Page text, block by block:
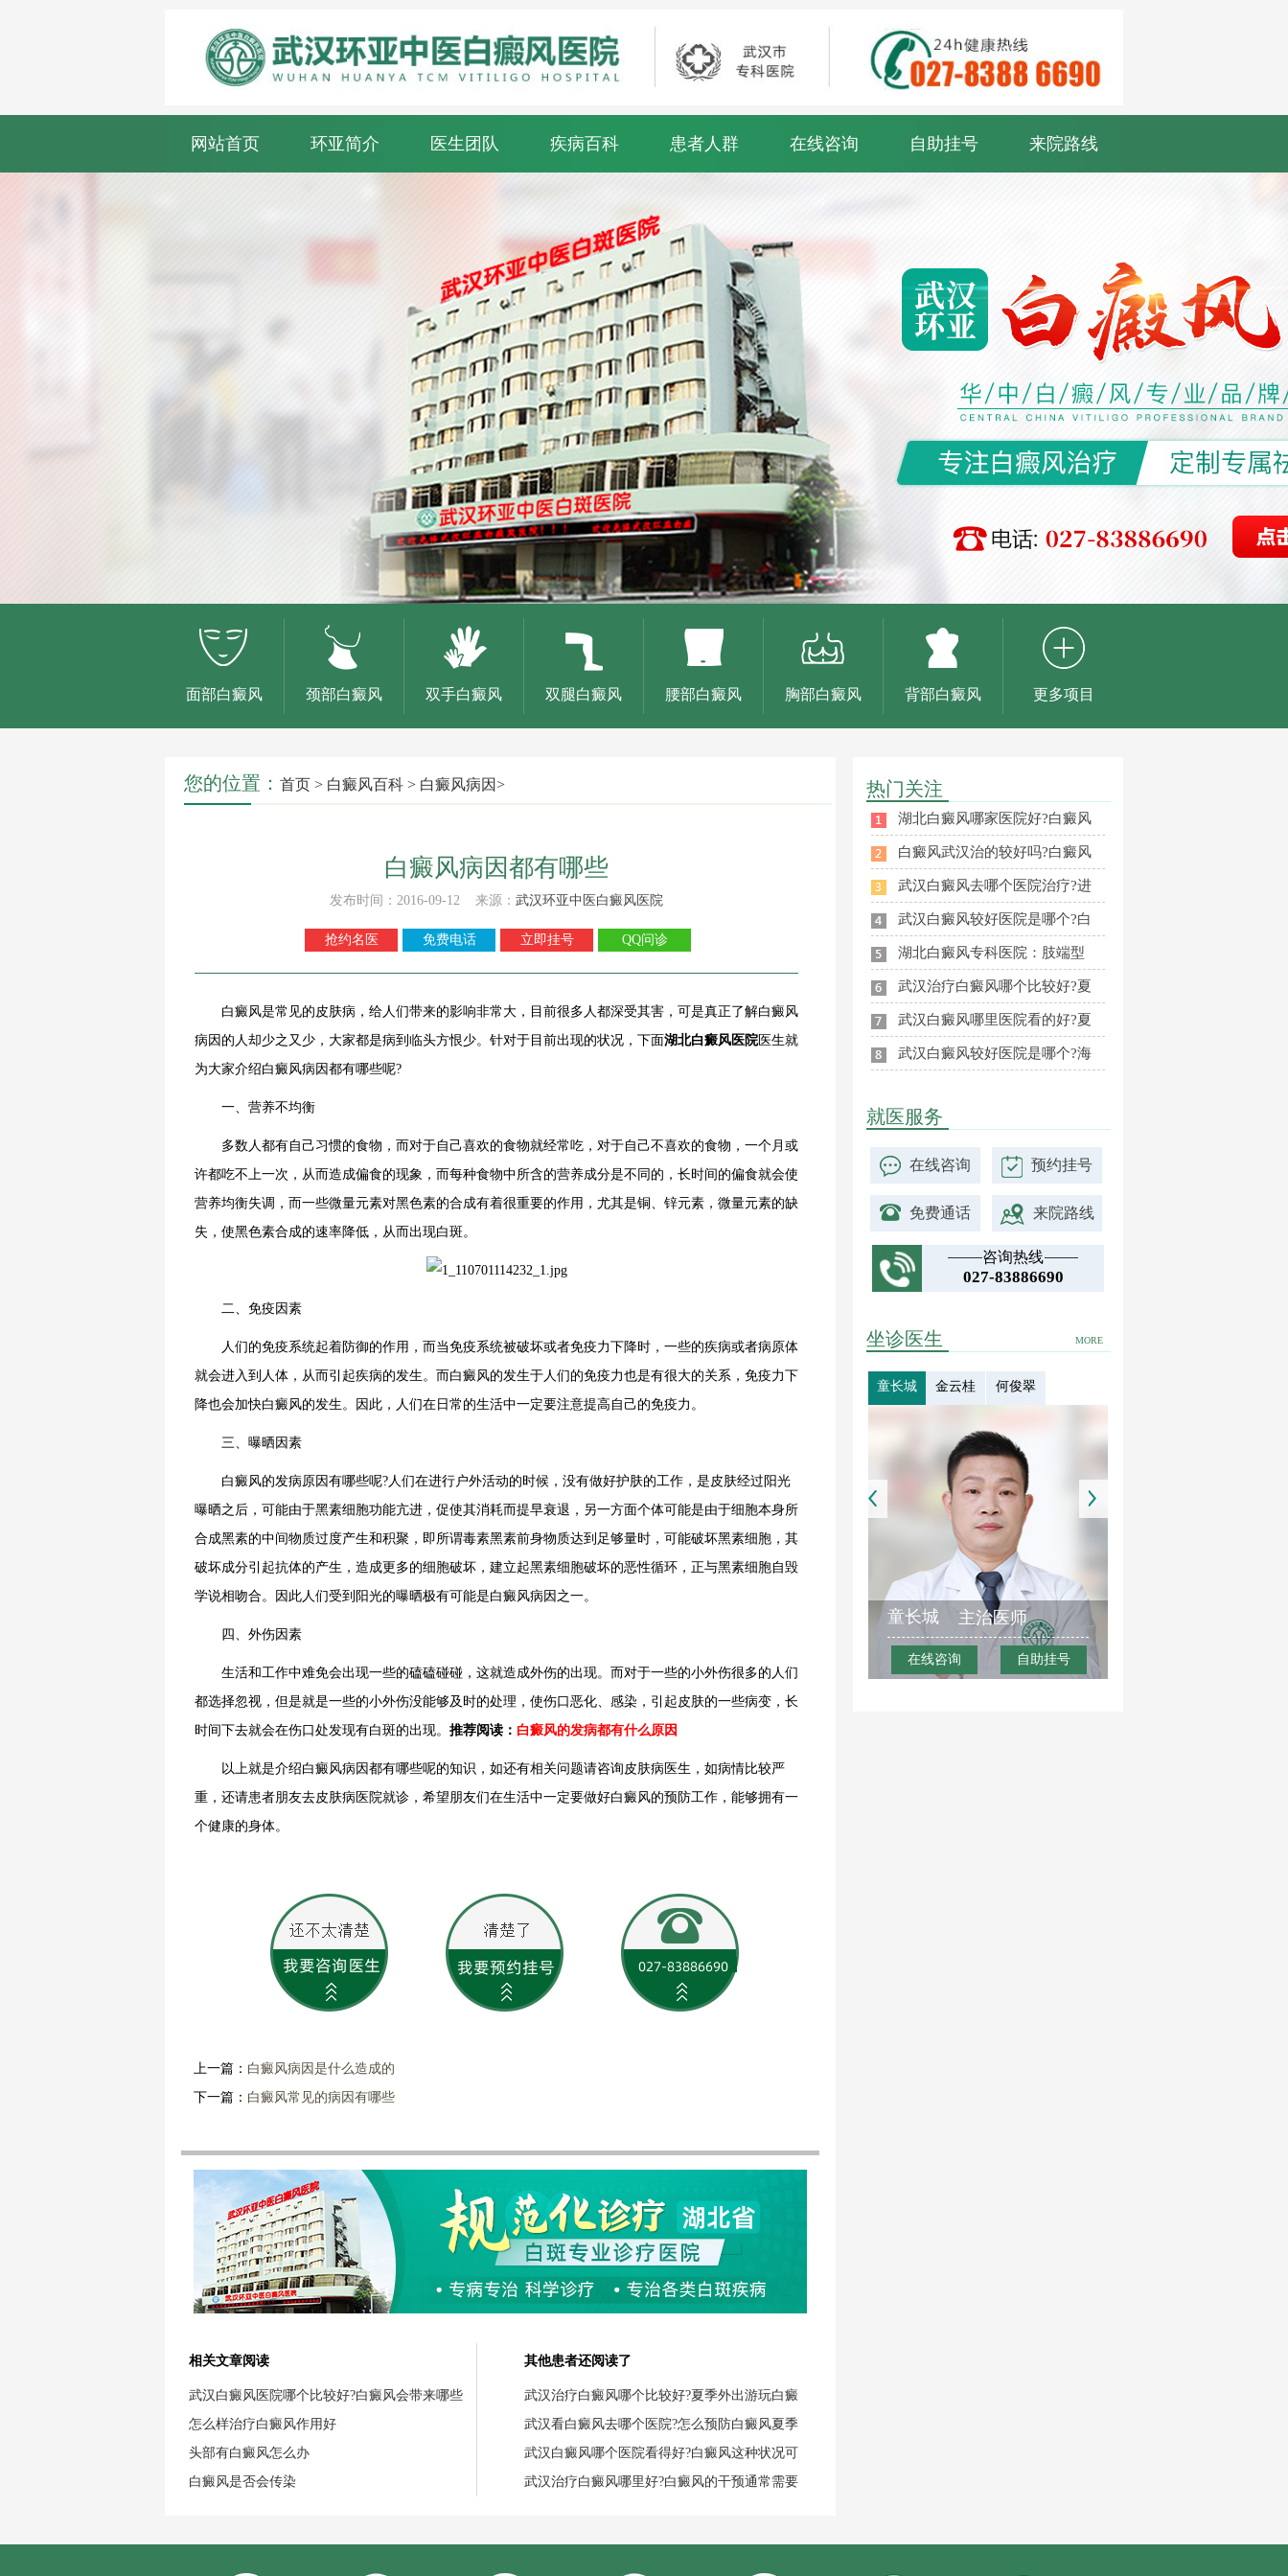
网站首页 环亚简介 医生团队 疾病百科 患者人群 在线咨询 自助挂号 来院路线
面部白癜风 颈部白癜风 双手白癜风 双腿白癜风 腰部白癜风 胸部白癜风 背部白癜风 更多项目
您的位置： 首页 > 白癜风百科 > 白癜风病因>
白癜风病因都有哪些
发布时间：2016-09-12 来源： 武汉环亚中医白癜风医院
抢约名医 免费电话 立即挂号 QQ问诊
白癜风是常见的皮肤病，给人们带来的影响非常大，目前很多人都深受其害，可是真正了解白癜风
病因的人却少之又少，大家都是病到临头方恨少。针对于目前出现的状况，下面湖北白癜风医院 医生就
为大家介绍白癜风病因都有哪些呢?
一、营养不均衡
多数人都有自己习惯的食物，而对于自己喜欢的食物就经常吃，对于自己不喜欢的食物，一个月或
许都吃不上一次，从而造成偏食的现象，而每种食物中所含的营养成分是不同的，长时间的偏食就会使
营养均衡失调，而一些微量元素对黑色素的合成有着很重要的作用，尤其是铜、锌元素，微量元素的缺
失，使黑色素合成的速率降低，从而出现白斑。
二、免疫因素
人们的免疫系统起着防御的作用，而当免疫系统被破坏或者免疫力下降时，一些的疾病或者病原体
就会进入到人体，从而引起疾病的发生。而白癜风的发生于人们的免疫力也是有很大的关系，免疫力下
降也会加快白癜风的发生。因此，人们在日常的生活中一定要注意提高自己的免疫力。
三、曝晒因素
白癜风的发病原因有哪些呢?人们在进行户外活动的时候，没有做好护肤的工作，是皮肤经过阳光
曝晒之后，可能由于黑素细胞功能亢进，促使其消耗而提早衰退，另一方面个体可能是由于细胞本身所
合成黑素的中间物质过度产生和积聚，即所谓毒素黑素前身物质达到足够量时，可能破坏黑素细胞，其
破坏成分引起抗体的产生，造成更多的细胞破坏，建立起黑素细胞破坏的恶性循环，正与黑素细胞自毁
学说相吻合。因此人们受到阳光的曝晒极有可能是白癜风病因之一。
四、外伤因素
生活和工作中难免会出现一些的磕磕碰碰，这就造成外伤的出现。而对于一些的小外伤很多的人们
都选择忽视，但是就是一些的小外伤没能够及时的处理，使伤口恶化、感染，引起皮肤的一些病变，长
时间下去就会在伤口处发现有白斑的出现。 推荐阅读： 白癜风的发病都有什么原因
以上就是介绍白癜风病因都有哪些呢的知识，如还有相关问题请咨询皮肤病医生，如病情比较严
重，还请患者朋友去皮肤病医院就诊，希望朋友们在生活中一定要做好白癜风的预防工作，能够拥有一
个健康的身体。
上一篇： 白癜风病因是什么造成的
下一篇： 白癜风常见的病因有哪些
相关文章阅读
武汉白癜风医院哪个比较好?白癜风会带来哪些
怎么样治疗白癜风作用好
头部有白癜风怎么办
白癜风是否会传染
其他患者还阅读了
武汉治疗白癜风哪个比较好?夏季外出游玩白癜
武汉看白癜风去哪个医院?怎么预防白癜风夏季
武汉白癜风哪个医院看得好?白癜风这种状况可
武汉治疗白癜风哪里好?白癜风的干预通常需要
热门关注
湖北白癜风哪家医院好?白癜风
白癜风武汉治的较好吗?白癜风
武汉白癜风去哪个医院治疗?进
武汉白癜风较好医院是哪个?白
湖北白癜风专科医院：肢端型
武汉治疗白癜风哪个比较好?夏
武汉白癜风哪里医院看的好?夏
武汉白癜风较好医院是哪个?海
就医服务
在线咨询 预约挂号
免费通话 来院路线
咨询热线
027-83886690
MORE
坐诊医生
童长城 金云桂 何俊翠
童长城 主治医师
在线咨询 自助挂号